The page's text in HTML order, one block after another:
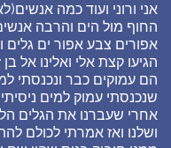
אני ורוני ועוד כמה
החוף מול הים והרבה
אפורים צבע אפור ים
הגיעו קצת אלי ואלינו אל
הם עמוקים כבר ונכנסתי
שנכנסתי עמוק למים
אחרי שעברנו את הגלים
ושלנו ואז אמרתי לכולם